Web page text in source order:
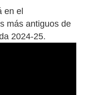
en el
más antiguos de
2024-25.